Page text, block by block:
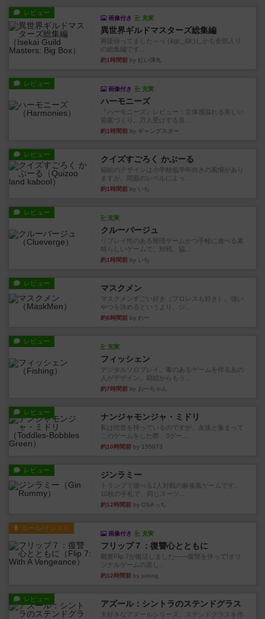
レビュー
画像付き 充実
異世界ギルドマスターズ総集編
再販待ってました～っ (&gt;_&lt;)しかも全部入り
の総集編です...
約1時間前 by 紅い弾丸
レビュー
画像付き 充実
ハーモニーズ
『ハーモニーズ』レビュー：立体感溢れる美しい
箱庭づくり。万人受けする良...
約1時間前 by ギャングスター
レビュー クイズすごろく かぶーる
箱絵のデザインは小学校低学年向きの風情があり
ますが、問題のレベルによっ...
約1時間前 by いち
レビュー
充実
クルーバージュ
リプレイ性のある推理ゲームかつ手軽に遊べる素
晴らしいゲームで、対戦、協...
約1時間前 by いち
レビュー マスクメン
マスクメンすごい好き（プロレスも好き）。強い
やつを決めるというより、ジ...
約6時間前 by わー
レビュー
充実
フィッシェン
デジタルソロプレイ。毒のあるゲームを作るあの
人がデザイン。箱絵からもう...
約7時間前 by おーちゃん
レビュー ナンジャモンジャ・ミドリ
私は吃音を持っているのですが、友達と集まって
このゲームをした際、3ゲー...
約10時間前 by 155973
レビュー ジンラミー
トランプで遊べる2人対戦の麻雀風ゲームです。
10枚の手札で、同じスーツ...
約12時間前 by OSAっち
ルール/インスト
画像付き 充実
フリップ７：復讐心とともに
概要Flip 7が復活しました――復讐を伴って!オリ
ジナルゲームの楽し...
約12時間前 by jurong
レビュー アズール：シントラのステンドグラス
大好きなアズールシリーズ。ステンドグラスを作